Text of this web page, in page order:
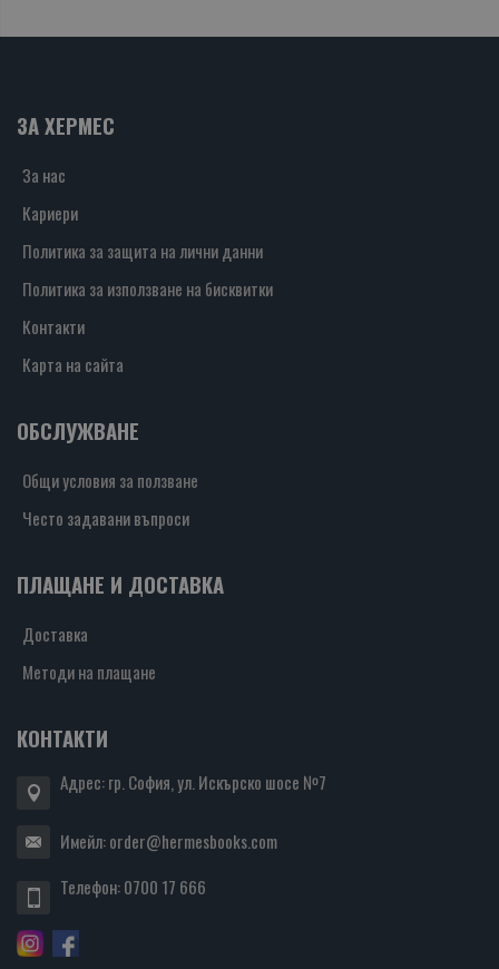
ЗА ХЕРМЕС
За нас
Кариери
Политика за защита на лични данни
Политика за използване на бисквитки
Контакти
Карта на сайта
ОБСЛУЖВАНЕ
Общи условия за ползване
Често задавани въпроси
ПЛАЩАНЕ И ДОСТАВКА
Доставка
Методи на плащане
КОНТАКТИ
Адрес: гр. София, ул. Искърско шосе №7
Имейл:order@hermesbooks.com
Телефон:0700 17 666